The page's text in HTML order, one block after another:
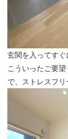
玄関を入ってす
こういったご要
で、ストレスフリ